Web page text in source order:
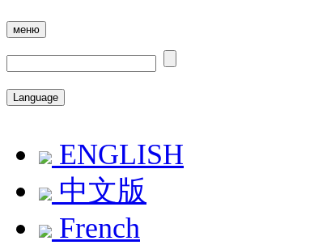
меню
Language
ENGLISH
中文版
French